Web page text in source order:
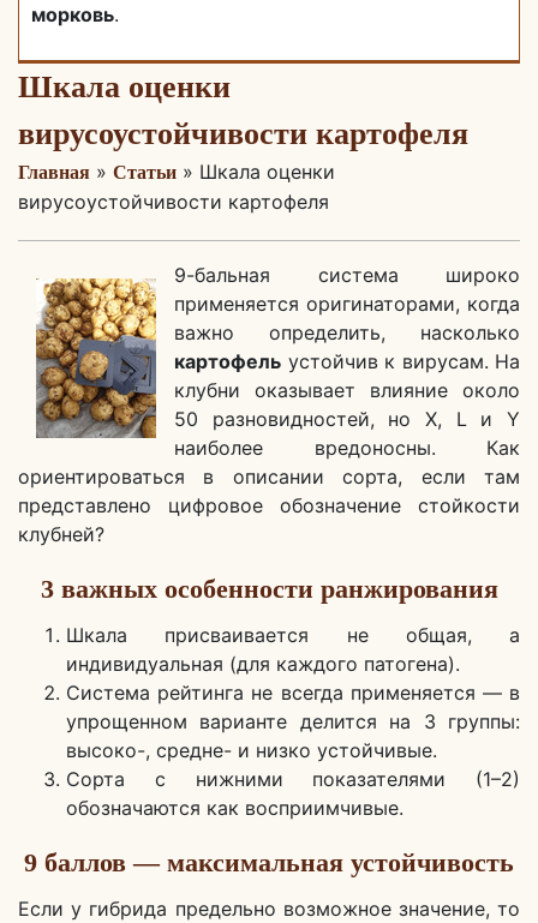
морковь.
Шкала оценки
вирусоустойчивости картофеля
Главная » Статьи » Шкала оценки
вирусоустойчивости картофеля
9-бальная система широко
применяется оригинаторами, когда
важно определить, насколько
картофель устойчив к вирусам. На
клубни оказывает влияние около
50 разновидностей, но Х, L и Y
наиболее вредоносны. Как
ориентироваться в описании сорта, если там
представлено цифровое обозначение стойкости
клубней?
3 важных особенности ранжирования
Шкала присваивается не общая, а
индивидуальная (для каждого патогена).
Система рейтинга не всегда применяется — в
упрощенном варианте делится на 3 группы:
высоко-, средне- и низко устойчивые.
Сорта с нижними показателями (1–2)
обозначаются как восприимчивые.
9 баллов — максимальная устойчивость
Если у гибрида предельно возможное значение, то